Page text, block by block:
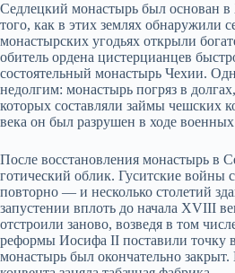
Седлецкий монастырь был основан
того, как в этих землях обнаружили
монастырских угодьях открыли
обитель ордена цистерцианцев
состоятельный монастырь Чехии.
недолгим: монастырь погряз в
которых составляли займы чешских
века он был разрушен в ходе
После восстановления монастырь в
готический облик. Гуситские войны
повторно — и несколько столетий
запустении вплоть до начала XVIII
отстроили заново, возведя в том
реформы Иосифа II поставили точку
монастырь был окончательно